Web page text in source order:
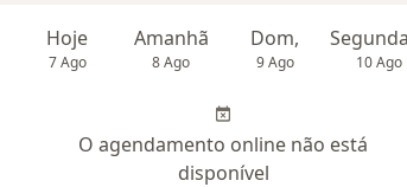
Hoje
7 Ago
Amanhã
8 Ago
Dom,
9 Ago 10 Ago
O agendamento online não está
disponível